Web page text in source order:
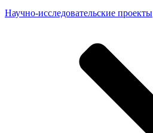
Научно-исследовательские проекты